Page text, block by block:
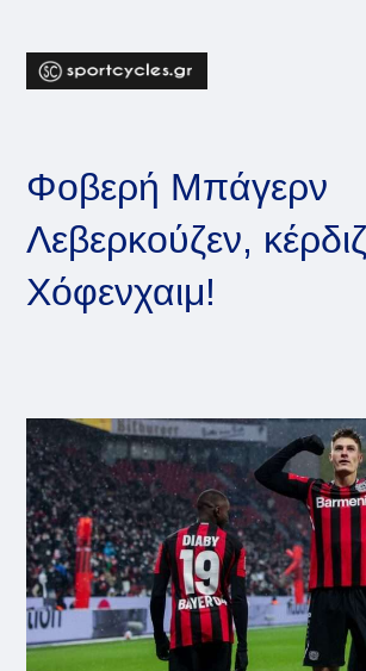
content
Φοβερή Μπάγερν
Λεβερκούζεν,
Χόφενχαιμ!